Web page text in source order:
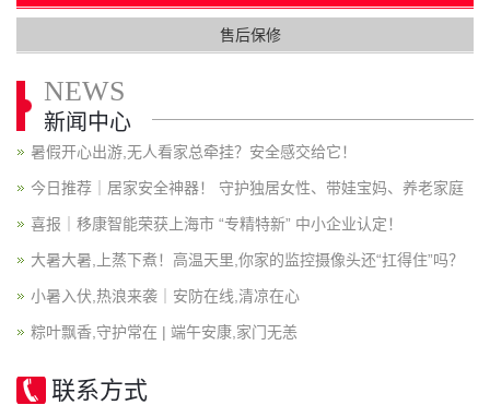
售后保修
NEWS
新闻中心
暑假开心出游,无人看家总牵挂？安全感交给它！
今日推荐｜居家安全神器！ 守护独居女性、带娃宝妈、养老家庭
喜报｜移康智能荣获上海市 “专精特新” 中小企业认定！
大暑大暑,上蒸下煮！高温天里,你家的监控摄像头还“扛得住”吗？
小暑入伏,热浪来袭｜安防在线,清凉在心
粽叶飘香,守护常在 | 端午安康,家门无恙
联系方式